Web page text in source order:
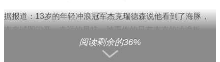
据报道：13岁的年轻冲浪冠军杰克瑞德森说他看到了海豚，
本来试图闪开，幸运的是唯一被弄伤的只有杰克的冲浪板。
阅读剩余的36%